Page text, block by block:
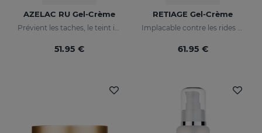
AZELAC RU Gel-Crème
51.95 €
RETIAGE Gel-Crème
61.95 €